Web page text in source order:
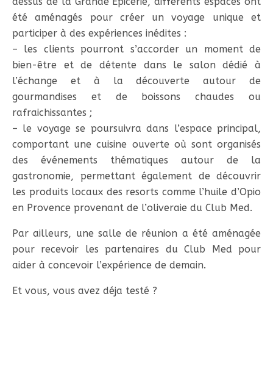
été aménagés pour créer un voyage unique et
participer à des expériences inédites :
– les clients pourront s’accorder un moment de
bien-être et de détente dans le salon dédié à
l’échange et à la découverte autour de
gourmandises et de boissons chaudes ou
rafraichissantes ;
– le voyage se poursuivra dans l’espace principal,
comportant une cuisine ouverte où sont organisés
des événements thématiques autour de la
gastronomie, permettant également de découvrir
les produits locaux des resorts comme l’huile d’Opio
en Provence provenant de l’oliveraie du Club Med.
Par ailleurs, une salle de réunion a été aménagée
pour recevoir les partenaires du Club Med pour
aider à concevoir l’expérience de demain.
Et vous, vous avez déja testé ?